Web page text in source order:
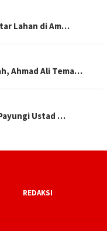
Lahan di Am…
Ahmad Ali Tema…
Ustad …
REDAKSI